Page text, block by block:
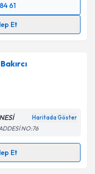
61
Et
ile bilgilendireceğiz.
ilişkinAydınlatma
belirtilen
ediyorum.
Haritada Göster
NO:76
Et